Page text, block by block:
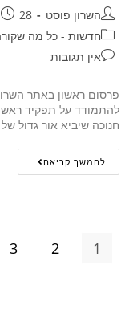
השרון פוסט
28 בספטמבר 2017
חדשות - כל מה שקורה
אין תגובות
פרסום ראשון באתר
חנוכה שיביא אור גדול
להמשך קריאה
1
2
3